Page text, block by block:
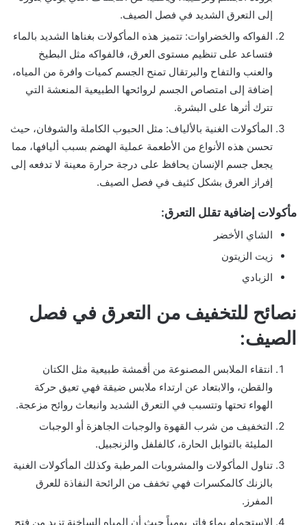
إلى التعرق الشديد في فصل الصيف.
الفواكه والخضراوات: تتميز هذه المأكولات بغناها الشديد بالماء
فتساعد على تنظيم مستوى العرق، فالفواكه مثل البطيخ
والعنب والتفاح والبرتقال تمنح الجسم كميات وافرة من المياه،
إضافة إلى امتصاص الجسم لروائحها الطبيعية المنعشة التي
تترك أثرها على البشرة.
المأكولات الغنية بالألياف: مثل الحبوب الكاملة والشوفان، حيث
تحسن هذه الأنواع من الأطعمة عملية الهضم بسبب أليافها، مما
يجعل جسم الإنسان يحافظ على درجة حرارة معينة لا تدفعه إلى
إفراز العرق بشكل كثيف في فصل الصيف.
مأكولات إضافية تقلل التعرق:
الشاي الأخضر
زيت الزيتون
الزبادي
نصائح للتخفيف من التعرق في فصل
الصيف:
انتقاء الملابس المصنوعة من أقمشة طبيعية مثل الكتان
والقطن، والابتعاد عن ارتداء ملابس ضيقة فهي تعيق حركة
الهواء تحتها وتتسبب في التعرق الشديد وانبعاث روائح مزعجة.
التخفيف من شرب القهوة والوجبات الجاهزة أو الوجبات
المليئة بالتوابل الحارة، كالفلفل والزنجبيل.
تناول المأكولات والمشروبات المرطبة وكذلك المأكولات الغنية
بالزنك كالمكسرات فهي تخفف من الرائحة النفاذة للعرق
المفرز.
الاستحمام بماء فاتر يومياً حيث أن المياه الساخنة تزيد من فتح